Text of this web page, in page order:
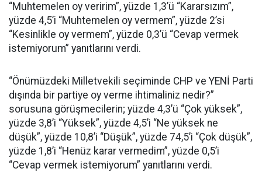
“Muhtemelen oy veririm”, yüzde 1,3’ü “Kararsızım”,
yüzde 4,5’i “Muhtemelen oy vermem”, yüzde 2’si
“Kesinlikle oy vermem”, yüzde 0,3’ü “Cevap vermek
istemiyorum” yanıtlarını verdi.
“Önümüzdeki Milletvekili seçiminde CHP ve YENİ Parti
dışında bir partiye oy verme ihtimaliniz nedir?”
sorusuna görüşmecilerin; yüzde 4,3’ü “Çok yüksek”,
yüzde 3,8’i “Yüksek”, yüzde 4,5’i “Ne yüksek ne
düşük”, yüzde 10,8’i “Düşük”, yüzde 74,5’i “Çok düşük”,
yüzde 1,8’i “Henüz karar vermedim”, yüzde 0,5’i
“Cevap vermek istemiyorum” yanıtlarını verdi.